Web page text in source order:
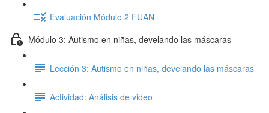
Evaluación Módulo 2 FUAN
Módulo 3: Autismo en niñas, develando las máscaras
Lección 3: Autismo en niñas, develando las máscaras
Actividad: Análisis de video